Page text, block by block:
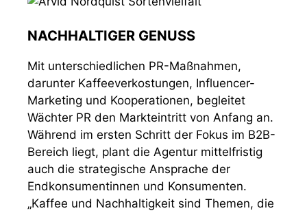
NACHHALTIGER GENUSS
Mit unterschiedlichen PR-Maßnahmen,
darunter Kaffeeverkostungen, Influencer-
Marketing und Kooperationen, begleitet
Wächter PR den Markteintritt von Anfang an.
Während im ersten Schritt der Fokus im B2B-
Bereich liegt, plant die Agentur mittelfristig
auch die strategische Ansprache der
Endkonsumentinnen und Konsumenten.
„Kaffee und Nachhaltigkeit sind Themen, die